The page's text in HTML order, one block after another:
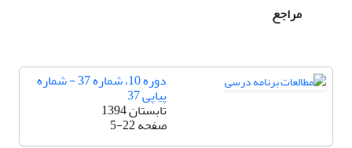
مراجع
دوره 10، شماره 37 - شماره
پیاپی 37
تابستان 1394
صفحه5-22